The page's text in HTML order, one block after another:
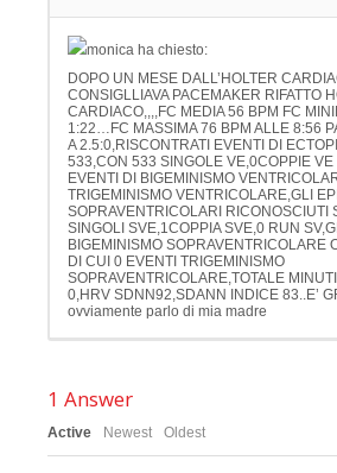
monica ha chiesto:
DOPO UN MESE DALL’HOLTER
CONSIGLLIAVA PACEMAKER RIFATTO
CARDIACO,,,,FC MEDIA 56 BPM FC
1:22…FC MASSIMA 76 BPM ALLE 8:56
A 2.5:0,RISCONTRATI EVENTI DI
533,CON 533 SINGOLE VE,0COPPIE
EVENTI DI BIGEMINISMO
TRIGEMINISMO VENTRICOLARE,GLI
SOPRAVENTRICOLARI RICONOSCIUTI
SINGOLI SVE,1COPPIA SVE,0 RUN
BIGEMINISMO SOPRAVENTRICOLARE
DI CUI 0 EVENTI TRIGEMINISMO
SOPRAVENTRICOLARE,TOTALE
0,HRV SDNN92,SDANN INDICE 83..E’
ovviamente parlo di mia madre
1 Answer
Active Newest Oldest